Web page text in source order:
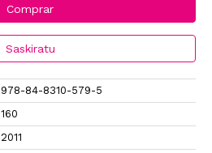
Comprar
Saskiratu
978-84-8310-579-5
160
2011